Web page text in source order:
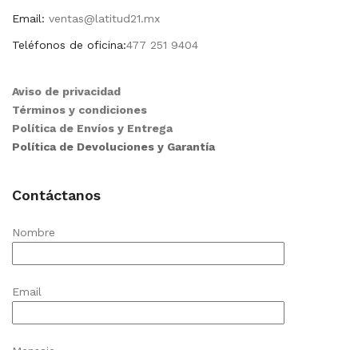
Email: ventas@latitud21.mx
Teléfonos de oficina:477 251 9404
Aviso de privacidad
Términos y condiciones
Política de Envíos y Entrega
Política de Devoluciones y Garantía
Contáctanos
Nombre
Email